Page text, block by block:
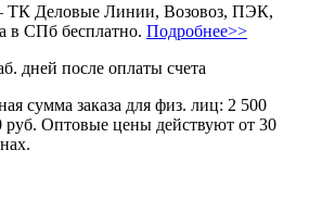
ТК Деловые Линии, Возовоз, ПЭК,
в СПб бесплатно. Подробнее>>
дней после оплаты счета
сумма заказа для физ. лиц: 2 500
руб. Оптовые цены действуют от 30